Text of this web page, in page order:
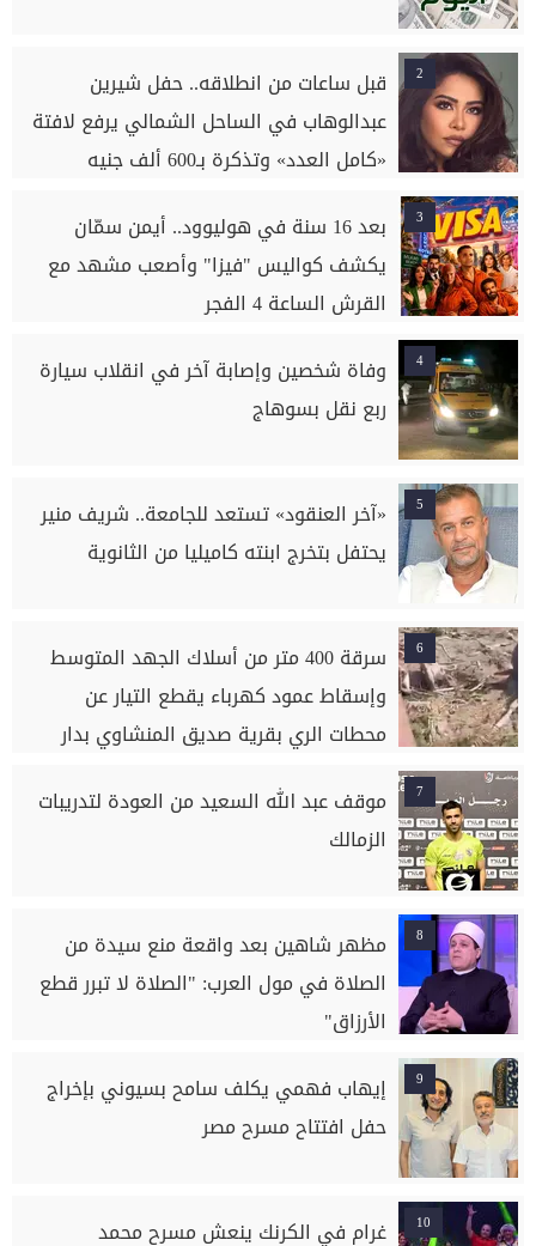
2
قبل ساعات من انطلاقه.. حفل شيرين
عبدالوهاب في الساحل الشمالي يرفع لافتة
«كامل العدد» وتذكرة بـ600 ألف جنيه
3
بعد 16 سنة في هوليوود.. أيمن سمّان
يكشف كواليس "فيزا" وأصعب مشهد مع
القرش الساعة 4 الفجر
4
وفاة شخصين وإصابة آخر في انقلاب سيارة
ربع نقل بسوهاج
5
«آخر العنقود» تستعد للجامعة.. شريف منير
يحتفل بتخرج ابنته كاميليا من الثانوية
6
سرقة 400 متر من أسلاك الجهد المتوسط
وإسقاط عمود كهرباء يقطع التيار عن
محطات الري بقرية صديق المنشاوي بدار
7
موقف عبد الله السعيد من العودة لتدريبات
الزمالك
8
مظهر شاهين بعد واقعة منع سيدة من
الصلاة في مول العرب: "الصلاة لا تبرر قطع
الأرزاق"
9
إيهاب فهمي يكلف سامح بسيوني بإخراج
حفل افتتاح مسرح مصر
10 غرام في الكرنك ينعش مسرح محمد